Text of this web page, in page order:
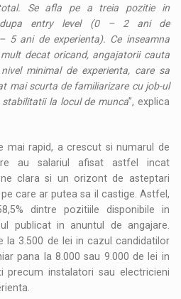
Se afla pe a treia pozitie in
dupa entry level (0 – 2 ani de
5 ani de experienta). Ce inseamna
decat oricand, angajatorii cauta
minimal de experienta, care sa
mai scurta de familiarizare cu job-ul
la locul de munca”, explica
mai rapid, a crescut si numarul de
au salariul afisat astfel incat
clara si un orizont de asteptari
care ar putea sa il castige. Astfel,
dintre pozitiile disponibile in
publicat in anuntul de angajare.
la 3.500 de lei in cazul candidatilor
pana la 8.000 sau 9.000 de lei in
precum instalatori sau electricieni